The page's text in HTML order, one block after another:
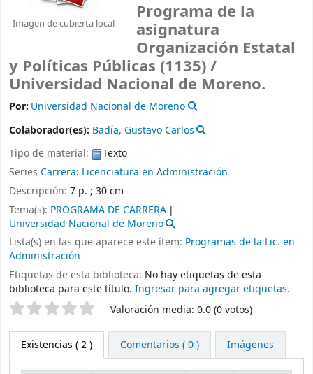
Imagen de cubierta local
Programa de la
asignatura
Organización Estatal
y Políticas Públicas (1135) /
Universidad Nacional de Moreno.
Por: Universidad Nacional de Moreno
Colaborador(es): Badía, Gustavo Carlos
Tipo de material:
Texto
Series Carrera: Licenciatura en Administración
Descripción: 7 p. ; 30 cm
Tema(s): PROGRAMA DE CARRERA
Universidad Nacional de Moreno
Lista(s) en las que aparece este ítem: Programas de la Lic. en
Administración
Etiquetas de esta biblioteca: No hay etiquetas de esta
biblioteca para este título. Ingresar para agregar etiquetas.
Valoración Valoración media: 0.0 (0 votos)
Existencias ( 2 ) Comentarios ( 0 ) Imágenes